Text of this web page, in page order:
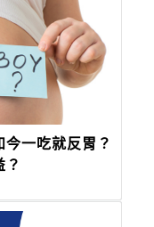
一吃就反胃？
？